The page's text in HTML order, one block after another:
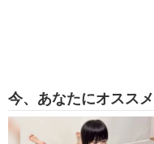
今、あなたにオススメ